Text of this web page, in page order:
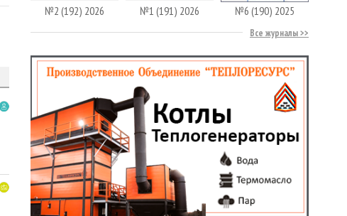
№2 (192) 2026 №1 (191) 2026 №6 (190) 2025
Все журналы